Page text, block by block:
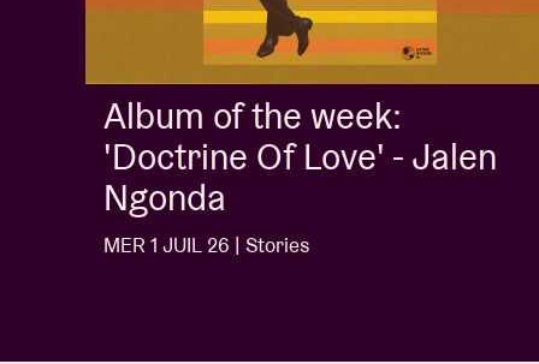
Album of the week:
'Doctrine Of Love' - Jalen
Ngonda
MER 1 JUIL 26 | Stories